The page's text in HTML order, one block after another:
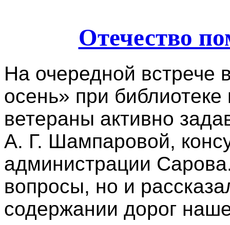
Отечество
На очередной встрече
осень» при
ветераны активно
А. Г. Шампаровой,
администрации
вопросы, но и
содержании дорог